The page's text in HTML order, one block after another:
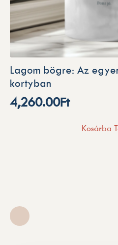
Lagom bögre: Az
kortyban
4,260.00Ft
Kosárba